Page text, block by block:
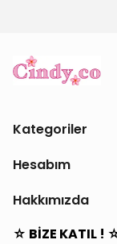
Kategoriler
Hesabım
Hakkımızda
☆ BİZE KATIL !